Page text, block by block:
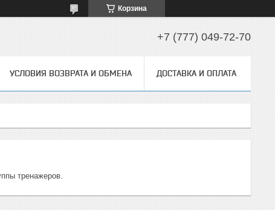
Корзина
+7 (777) 049-72-70
УСЛОВИЯ ВОЗВРАТА И ОБМЕНА ДОСТАВКА И ОПЛАТА
тренажеров.